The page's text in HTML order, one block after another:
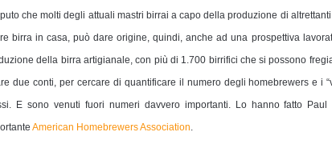
che molti degli attuali mastri birrai a capo della produzione di
birra in casa, può dare origine, quindi, anche ad una prospettiva
della birra artigianale, con più di 1.700 birrifici che si possono
due conti, per cercare di quantificare il numero degli homebrewers e i
E sono venuti fuori numeri davvero importanti. Lo hanno fatto Paul
American Homebrewers Association.